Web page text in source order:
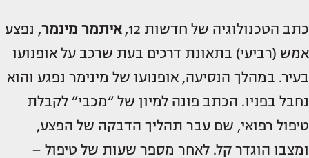
כתב הטכנולוגיה של חדשות 12, איתמר מינמר, נפצע
אמש (רביעי) בתאונת דרכים בעת שרכב על אופנועו
בעיר. במהלך הנסיעה, אופנועו של מינימר נפגע והוא
נחבל בפניו. הכתב פונה למיון של “מכבי” לקבלת
טיפול רפואי, שם עבר תהליך הדבקה של הפצע,
ומצבו הוגדר קל. לאחר מספר שעות של טיפול –